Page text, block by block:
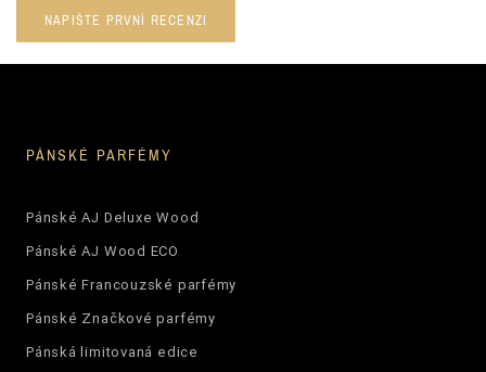
NAPIŠTE PRVNÍ RECENZI
PÁNSKÉ PARFÉMY
Pánské AJ Deluxe Wood
Pánské AJ Wood ECO
Pánské Francouzské parfémy
Pánské Značkové parfémy
Pánská limitovaná edice